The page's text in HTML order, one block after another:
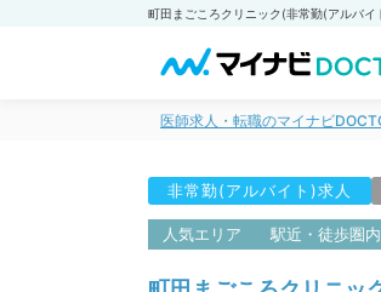
医師求人・転職のマイナビ
非常勤(アルバイト)求人
人気エリア 駅近・徒歩圏内